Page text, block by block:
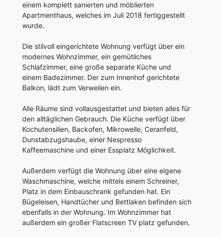
einem komplett sanierten und möblierten
Apartmenthaus, welches im Juli 2018 fertiggestellt
wurde.
Die stilvoll eingerichtete Wohnung verfügt über ein
modernes Wohnzimmer, ein gemütliches
Schlafzimmer, eine große separate Küche und
einem Badezimmer. Der zum Innenhof gerichtete
Balkon, lädt zum Verweilen ein.
Alle Räume sind vollausgestattet und bieten alles für
den alltäglichen Gebrauch. Die Küche verfügt über
Kochutensilien, Backofen, Mikrowelle, Ceranfeld,
Dunstabzugshaube, einer Nespresso
Kaffeemaschine und einer Essplatz Möglichkeit.
Außerdem verfügt die Wohnung über eine eigene
Waschmaschine, welche mittels einem Schreiner,
Platz in dem Einbauschrank gefunden hat. Ein
Bügeleisen, Handtücher und Bettlaken befinden sich
ebenfalls in der Wohnung. Im Wohnzimmer hat
außerdem ein großer Flatscreen TV platz gefunden.